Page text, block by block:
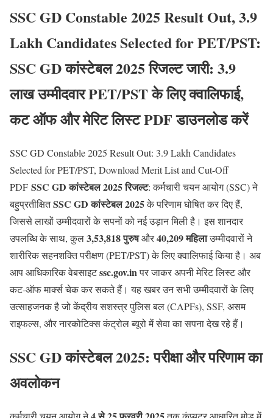
SSC GD Constable 2025 Result Out, 3.9
Lakh Candidates Selected for PET/PST:
SSC GD कांस्टेबल 2025 रिजल्ट जारी: 3.9
लाख उम्मीदवार PET/PST के लिए क्वालिफाई,
कट ऑफ और मेरिट लिस्ट PDF डाउनलोड करें
SSC GD Constable 2025 Result Out: 3.9 Lakh Candidates
Selected for PET/PST, Download Merit List and Cut-Off
PDF SSC GD कांस्टेबल 2025 रिजल्ट: कर्मचारी चयन आयोग (SSC) ने
बहुप्रतीक्षितSSC GD कांस्टेबल 2025के परिणाम घोषित कर दिए हैं,
जिससे लाखों उम्मीदवारों के सपनों को नई उड़ान मिली है। इस शानदार
उपलब्धि के साथ, कुल3,53,818 पुरुषऔर40,209 महिलाउम्मीदवारों ने
शारीरिक सहनशक्ति परीक्षण (PET/PST) के लिए क्वालिफाई किया है। अब
आप आधिकारिक वेबसाइटssc.gov.inपर जाकर अपनी मेरिट लिस्ट और
कट-ऑफ मार्क्स चेक कर सकते हैं। यह खबर उन सभी उम्मीदवारों के लिए
उत्साहजनक है जो केंद्रीय सशस्त्र पुलिस बल (CAPFs), SSF, असम
राइफल्स, और नारकोटिक्स कंट्रोल ब्यूरो में सेवा का सपना देख रहे हैं।
SSC GD कांस्टेबल 2025: परीक्षा और परिणाम का
अवलोकन